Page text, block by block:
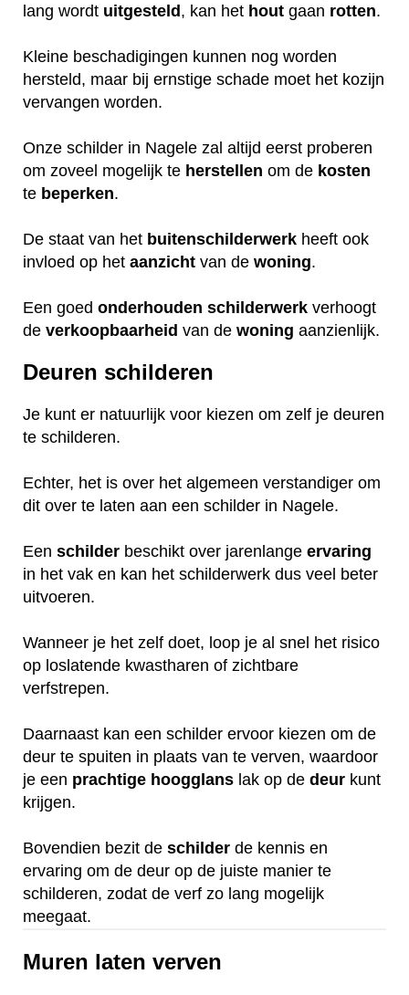
lang wordt uitgesteld, kan het hout gaan rotten.
Kleine beschadigingen kunnen nog worden
hersteld, maar bij ernstige schade moet het kozijn
vervangen worden.
Onze schilder in Nagele zal altijd eerst proberen
om zoveel mogelijk te herstellen om de kosten
te beperken.
De staat van het buitenschilderwerk heeft ook
invloed op het aanzicht van de woning.
Een goed onderhouden schilderwerk verhoogt
de verkoopbaarheid van de woning aanzienlijk.
Deuren schilderen
Je kunt er natuurlijk voor kiezen om zelf je deuren
te schilderen.
Echter, het is over het algemeen verstandiger om
dit over te laten aan een schilder in Nagele.
Een schilder beschikt over jarenlange ervaring
in het vak en kan het schilderwerk dus veel beter
uitvoeren.
Wanneer je het zelf doet, loop je al snel het risico
op loslatende kwastharen of zichtbare
verfstrepen.
Daarnaast kan een schilder ervoor kiezen om de
deur te spuiten in plaats van te verven, waardoor
je een prachtige hoogglans lak op de deur kunt
krijgen.
Bovendien bezit de schilder de kennis en
ervaring om de deur op de juiste manier te
schilderen, zodat de verf zo lang mogelijk
meegaat.
Muren laten verven